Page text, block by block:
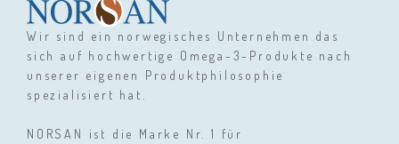
Wir sind ein norwegisches Unternehmen das
sich auf hochwertige Omega-3-Produkte nach
unserer eigenen Produktphilosophie
spezialisiert hat.
NORSAN ist die Marke Nr. 1 für